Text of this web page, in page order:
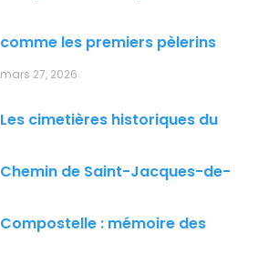
comme les premiers pèlerins
mars 27, 2026
Les cimetières historiques du
Chemin de Saint-Jacques-de-
Compostelle : mémoire des